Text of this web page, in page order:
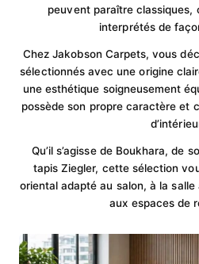
peuvent paraître classiques,
interprétés de
Chez Jakobson Carpets, vous
sélectionnés avec une origine
une esthétique soigneusement
possède son propre caractère et
Qu’il s’agisse de Boukhara, de
tapis Ziegler, cette sélection
oriental adapté au salon, à la
aux espaces de